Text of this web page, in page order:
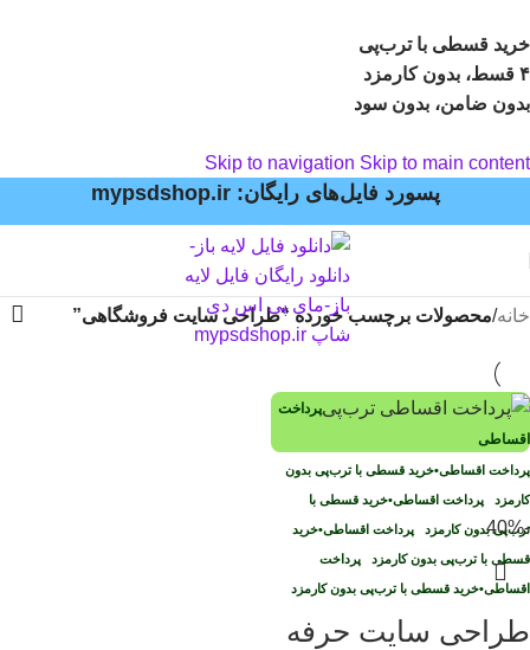
خرید قسطی با ترب‌پی
۴ قسط، بدون کارمزد
بدون ضامن، بدون سود
Skip to navigation Skip to main content
پسورد فایل‌های رایگان: mypsdshop.ir
خانه/محصولات برچسب خورده “طراحی سایت فروشگاهی”
پرداخت
اقساطی
پرداخت اقساطی•خرید قسطی با ترب‌پی بدون
کارمزد پرداخت اقساطی•خرید قسطی با
ترب‌پی بدون کارمزد پرداخت اقساطی•خرید
قسطی با ترب‌پی بدون کارمزد پرداخت
اقساطی•خرید قسطی با ترب‌پی بدون کارمزد
-40%
طراحی سایت حرفه